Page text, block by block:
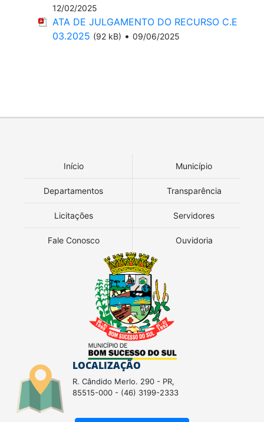
12/02/2025
ATA DE JULGAMENTO DO RECURSO C.E
03.2025 (92 kB) • 09/06/2025
Início Município
Departamentos Transparência
Licitações Servidores
Fale Conosco Ouvidoria
LOCALIZAÇÃO
R. Cândido Merlo. 290 - PR,
85515-000 - (46) 3199-2333